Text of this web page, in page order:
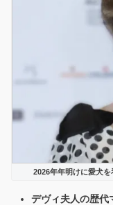
2026年年明けに愛犬
デヴィ夫人の歴代